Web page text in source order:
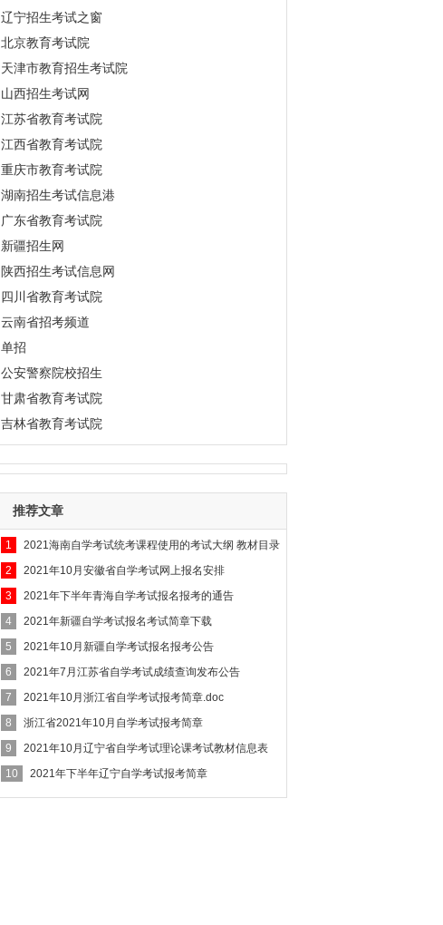
辽宁招生考试之窗
北京教育考试院
天津市教育招生考试院
山西招生考试网
江苏省教育考试院
江西省教育考试院
重庆市教育考试院
湖南招生考试信息港
广东省教育考试院
新疆招生网
陕西招生考试信息网
四川省教育考试院
云南省招考频道
单招
公安警察院校招生
甘肃省教育考试院
吉林省教育考试院
推荐文章
1
2021海南自学考试统考课程使用的考试大纲 教材目录
2
2021年10月安徽省自学考试网上报名安排
3
2021年下半年青海自学考试报名报考的通告
4
2021年新疆自学考试报名考试简章下载
5
2021年10月新疆自学考试报名报考公告
6
2021年7月江苏省自学考试成绩查询发布公告
7
2021年10月浙江省自学考试报考简章.doc
8
浙江省2021年10月自学考试报考简章
9
2021年10月辽宁省自学考试理论课考试教材信息表
10
2021年下半年辽宁自学考试报考简章